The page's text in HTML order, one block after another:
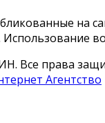
на
Все права
Агентство